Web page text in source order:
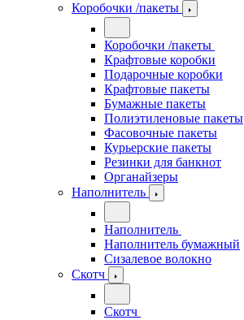
Коробочки /пакеты
Коробочки /пакеты
Крафтовые коробки
Подарочные коробки
Крафтовые пакеты
Бумажные пакеты
Полиэтиленовые пакеты
Фасовочные пакеты
Курьерские пакеты
Резинки для банкнот
Органайзеры
Наполнитель
Наполнитель
Наполнитель бумажный
Сизалевое волокно
Скотч
Скотч